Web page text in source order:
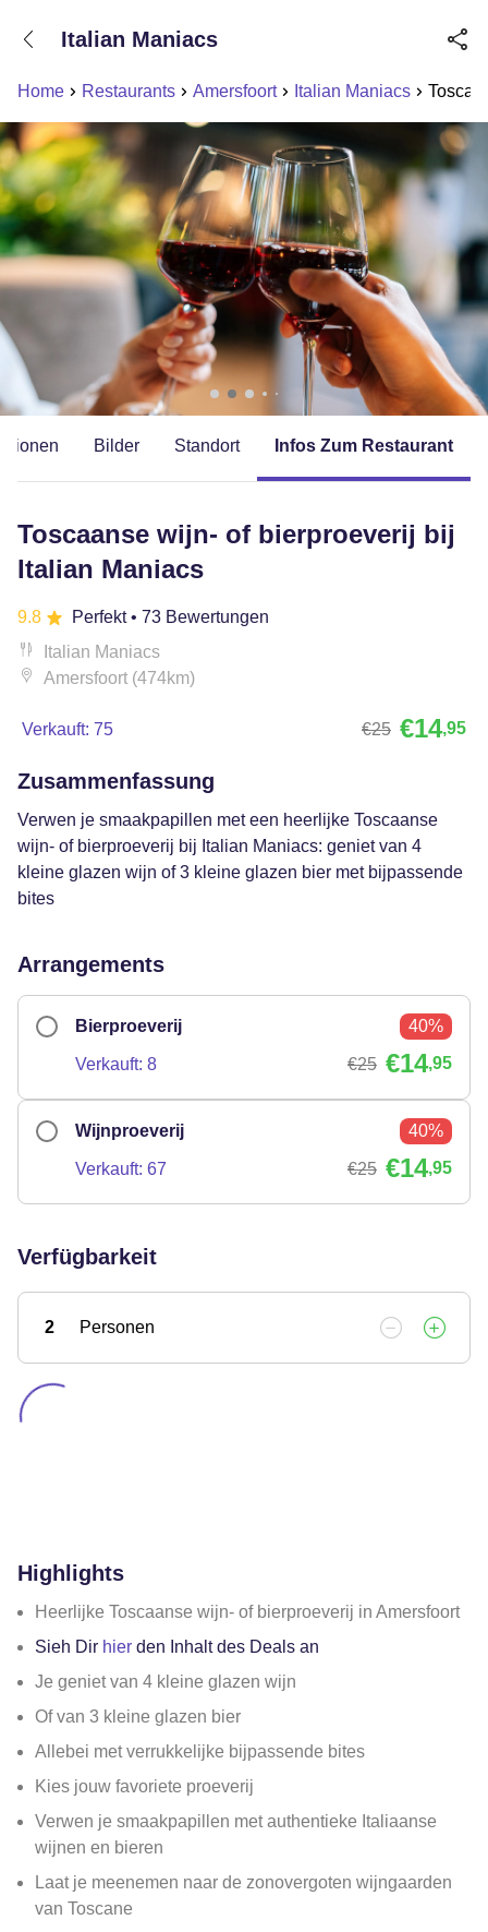
Erreichbar bis 23:00 Uhr (max 0,09€/Min)
Home Restaurants Amersfoort Italian Maniacs
Italian Maniacs
Bilder Standort Infos Zum Restaurant
Toscaanse wijn- of bierproeverij bij
Italian Maniacs
9.8 Perfekt• 73 Bewertungen
Italian Maniacs
Amersfoort (474km)
Verkauft: 75 €25 €14,95
Zusammenfassung
Verwen je smaakpapillen met een heerlijke Toscaanse
wijn- of bierproeverij bij Italian Maniacs: geniet van 4
kleine glazen wijn of 3 kleine glazen bier met bijpassende
bites
Arrangements
Bierproeverij 40%
Verkauft: 8 €25 €14,95
Wijnproeverij 40%
Verkauft: 67 €25 €14,95
Verfügbarkeit
2 Personen
Highlights
Heerlijke Toscaanse wijn- of bierproeverij in Amersfoort
Sieh Dir hier den Inhalt des Deals an
Je geniet van 4 kleine glazen wijn
Of van 3 kleine glazen bier
Allebei met verrukkelijke bijpassende bites
Kies jouw favoriete proeverij
Verwen je smaakpapillen met authentieke Italiaanse
wijnen en bieren
Laat je meenemen naar de zonovergoten wijngaarden
van Toscane